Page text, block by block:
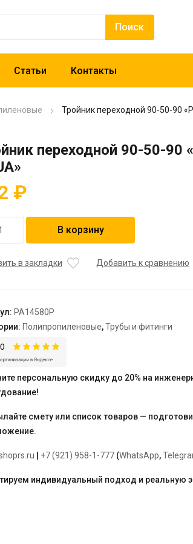
Статьи Контакты
Тройник переходной 90-50-90
переходной 90-50-90
₽
В корзину
в закладки Добавить к сравнению
PA14580P
Полипропиленовые,Трубы и фитинги
персональную скидку до 20% на
смету или список товаров —
+7 (921) 958-1-777 (WhatsApp,
индивидуальный подход и реальную